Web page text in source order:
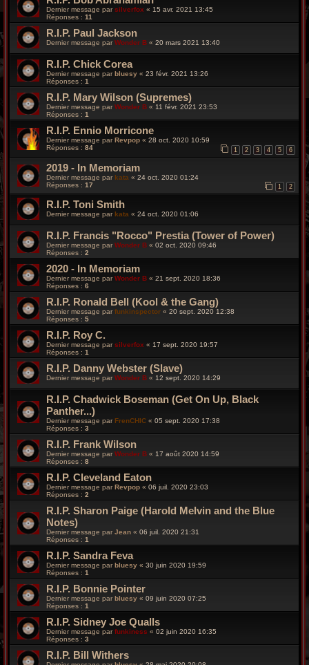
Dernier message parsilverfox « 15 avr. 2021 13:45
Réponses : 11
R.I.P. Paul Jackson
Dernier message par Wonder B « 20 mars 2021 13:40
R.I.P. Chick Corea
Dernier message parbluesy « 23 févr. 2021 13:26
Réponses : 1
R.I.P. Mary Wilson (Supremes)
Dernier message par Wonder B « 11 févr. 2021 23:53
Réponses : 1
R.I.P. Ennio Morricone
Dernier message parRevpop « 28 oct. 2020 10:59
Réponses : 84 1 2 3 4 5 6
2019 - In Memoriam
Dernier message par kata « 24 oct. 2020 01:24
Réponses : 17 1 2
R.I.P. Toni Smith
Dernier message parkata « 24 oct. 2020 01:06
R.I.P. Francis "Rocco" Prestia (Tower of Power)
Dernier message par Wonder B « 02 oct. 2020 09:46
Réponses : 2
2020 - In Memoriam
Dernier message parWonder B « 21 sept. 2020 18:36
Réponses : 6
R.I.P. Ronald Bell (Kool & the Gang)
Dernier message par funkinspector « 20 sept. 2020 12:38
Réponses : 5
R.I.P. Roy C.
Dernier message parsilverfox « 17 sept. 2020 19:57
Réponses : 1
R.I.P. Danny Webster (Slave)
Dernier message par Wonder B « 12 sept. 2020 14:29
R.I.P. Chadwick Boseman (Get On Up, Black
Panther...)
Dernier message par FrenCHIC « 05 sept. 2020 17:38
Réponses : 3
R.I.P. Frank Wilson
Dernier message par Wonder B « 17 août 2020 14:59
Réponses : 8
R.I.P. Cleveland Eaton
Dernier message parRevpop « 06 juil. 2020 23:03
Réponses : 2
R.I.P. Sharon Paige (Harold Melvin and the Blue
Notes)
Dernier message par Jean « 06 juil. 2020 21:31
Réponses : 1
R.I.P. Sandra Feva
Dernier message parbluesy « 30 juin 2020 19:59
Réponses : 1
R.I.P. Bonnie Pointer
Dernier message par bluesy « 09 juin 2020 07:25
Réponses : 1
R.I.P. Sidney Joe Qualls
Dernier message parfunkiness « 02 juin 2020 16:35
Réponses : 3
R.I.P. Bill Withers